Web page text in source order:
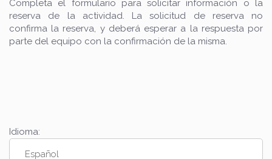
Completa el formulario para solicitar información o la
reserva de la actividad. La solicitud de reserva no
confirma la reserva, y deberá esperar a la respuesta por
parte del equipo con la confirmación de la misma.
Idioma: